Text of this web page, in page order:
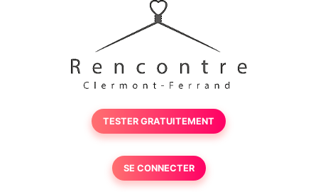
TESTER GRATUITEMENT
SE CONNECTER